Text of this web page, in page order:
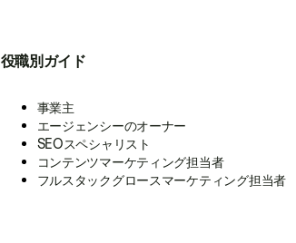
役職別ガイド
事業主
エージェンシーのオーナー
SEOスペシャリスト
コンテンツマーケティング担当者
フルスタックグロースマーケティング担当者